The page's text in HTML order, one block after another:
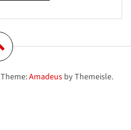
Theme:Amadeus by Themeisle.